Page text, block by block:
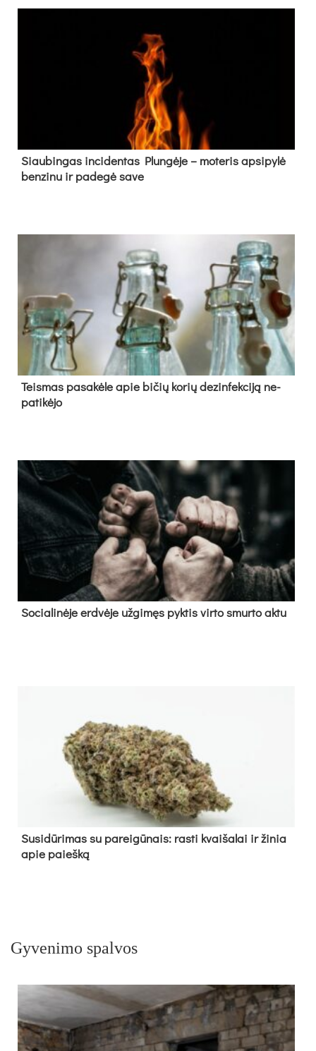
Siau­bin­gas in­ci­den­tas Plun­gė­je – mo­te­ris ap­si­py­lė
ben­zi­nu ir pa­de­gė sa­ve
Teis­mas pa­sa­kė­le apie bi­čių ko­rių de­zin­fek­ci­ją ne­
pa­ti­kė­jo
So­cia­li­nė­je erd­vė­je už­gi­męs pyk­tis vir­to smur­to ak­tu
Su­si­dū­ri­mas su pa­rei­gū­nais: ras­ti kvai­ša­lai ir ži­nia
apie paieš­ką
Gyvenimo spalvos